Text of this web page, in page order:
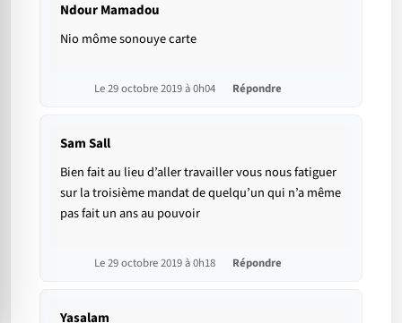
Ndour Mamadou
Nio môme sonouye carte
Le 29 octobre 2019 à 0h04 Répondre
Sam Sall
Bien fait au lieu d’aller travailler vous nous fatiguer
sur la troisième mandat de quelqu’un qui n’a même
pas fait un ans au pouvoir
Le 29 octobre 2019 à 0h18 Répondre
Yasalam